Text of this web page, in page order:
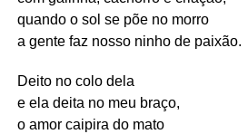
quando o sol se põe no morro
a gente faz nosso ninho de paixão.
Deito no colo dela
e ela deita no meu braço,
o amor caipira do mato